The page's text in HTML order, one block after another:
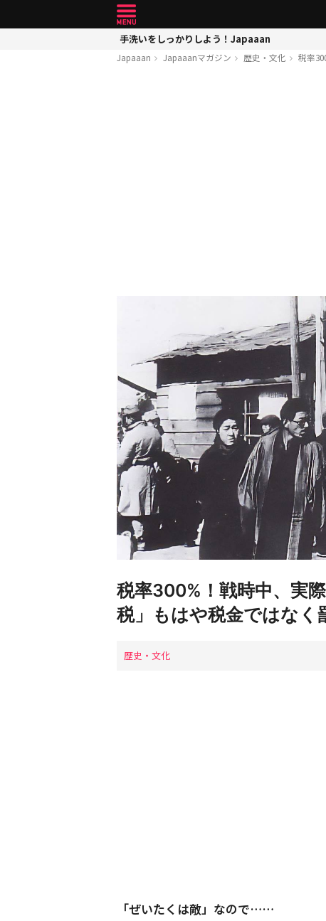
手洗いをしっかりしよう！Japaaan
Japaaan Japaaanマガジン 歴史・文化 税率
税率300%！戦時中、実
税」もはや税金ではなく
歴史・文化
「ぜいたくは敵」なので……